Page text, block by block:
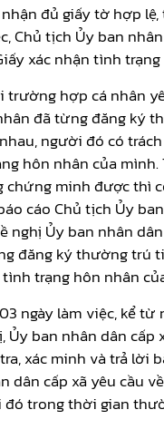
nhận đủ giấy tờ hợp
Chủ tịch Ủy ban
xác nhận tình
trường hợp cá nhân
đã từng đăng ký
người đó có
hôn nhân của
chứng minh được thì
cáo Chủ tịch Ủy
nghị Ủy ban nhân
đăng ký thường trú
tình trạng hôn nhân
ngày làm việc, kể từ
Ủy ban nhân dân cấp
xác minh và trả lời
dân cấp xã yêu cầu
đó trong thời gian